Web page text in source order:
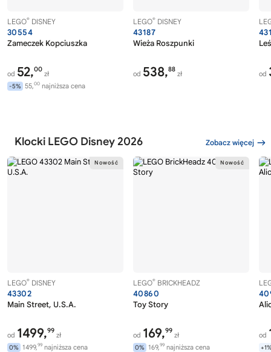
LEGO® DISNEY
30554
Zameczek Kopciuszka
od 52,00
zł
-5% 55,00 najniższa cena
LEGO® DISNEY
43187
Wieża Roszpunki
od 538,88
zł od
Klocki LEGO Disney 2026 Zobacz więcej
LEGO® DISNEY
43302
Main Street, U.S.A.
od 1499,99
zł
0% 1499,99 najniższa cena
LEGO® BRICKHEADZ
40860
Toy Story
od 169,99
zł
0% 169,99 najniższa cena
od